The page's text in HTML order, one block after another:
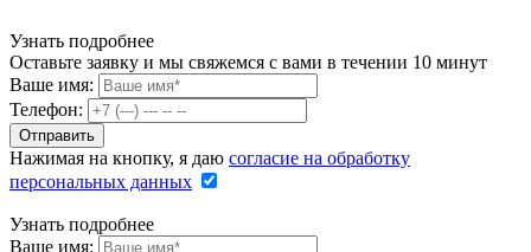
Узнать подробнее
Оставьте заявку и мы свяжемся с вами в течении 10 минут
Ваше имя:
Телефон:
Нажимая на кнопку, я даю согласие на обработку
персональных данных
Узнать подробнее
Ваше имя: